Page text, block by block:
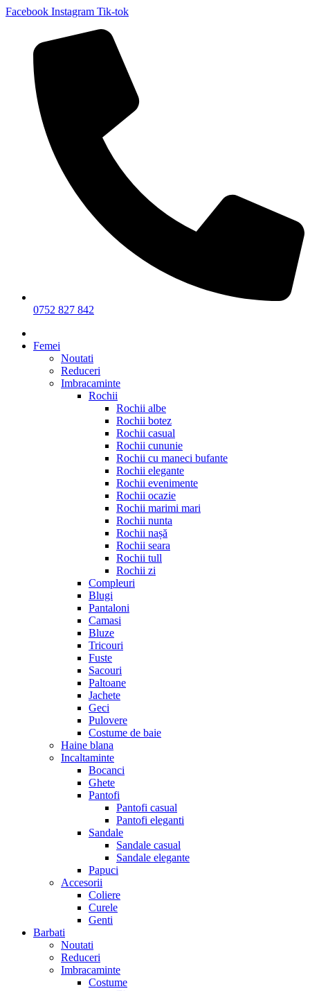
Facebook Instagram Tik-tok
0752 827 842
Femei
Noutati
Reduceri
Imbracaminte
Rochii
Rochii albe
Rochii botez
Rochii casual
Rochii cununie
Rochii cu maneci bufante
Rochii elegante
Rochii evenimente
Rochii ocazie
Rochii marimi mari
Rochii nunta
Rochii nașă
Rochii seara
Rochii tull
Rochii zi
Compleuri
Blugi
Pantaloni
Camasi
Bluze
Tricouri
Fuste
Sacouri
Paltoane
Jachete
Geci
Pulovere
Costume de baie
Haine blana
Incaltaminte
Bocanci
Ghete
Pantofi
Pantofi casual
Pantofi eleganti
Sandale
Sandale casual
Sandale elegante
Papuci
Accesorii
Coliere
Curele
Genti
Barbati
Noutati
Reduceri
Imbracaminte
Costume